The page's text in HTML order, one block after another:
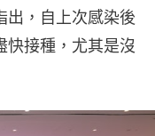
出，自上次感染後
快接種，尤其是沒